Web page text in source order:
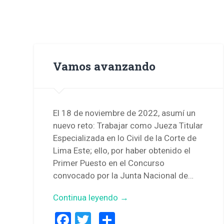
Vamos avanzando
El 18 de noviembre de 2022, asumí un
nuevo reto: Trabajar como Jueza Titular
Especializada en lo Civil de la Corte de
Lima Este; ello, por haber obtenido el
Primer Puesto en el Concurso
convocado por la Junta Nacional de…
Continua leyendo →
Facebook
Twitter